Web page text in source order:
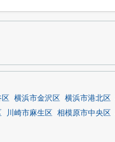
横浜市金沢区 横浜市港北区
川崎市麻生区 相模原市中央区